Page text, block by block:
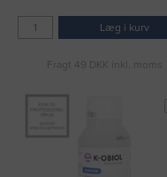
Læg i kurv
Fragt 49 DKK inkl. moms